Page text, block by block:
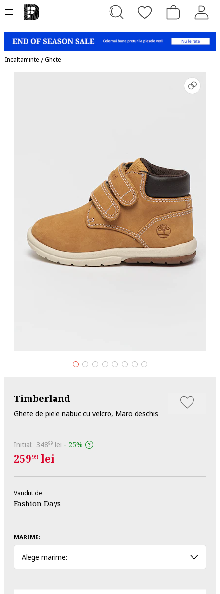
Incaltaminte /Ghete
Timberland
Ghete de piele nabuc cu velcro, Maro deschis
Initial: 34899 lei - 25%
25999 lei
Vandut de
Fashion Days
MARIME:
Alege marime: